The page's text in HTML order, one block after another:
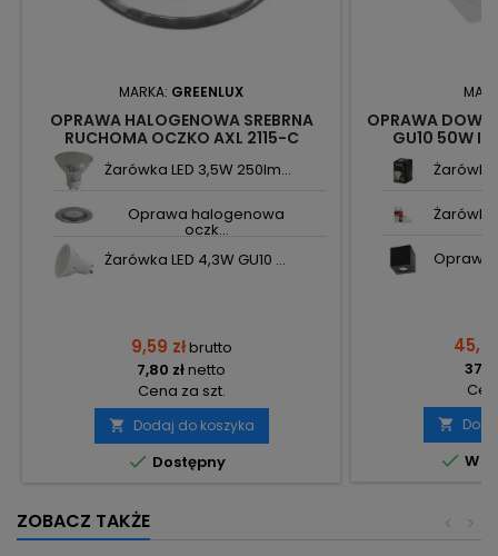
MARKA: GREENLUX
OPRAWA HALOGENOWA SREBRNA
RUCHOMA OCZKO AXL 2115-C
Żarówka LED 3,5W 250lm...
Oprawa halogenowa
oczk...
Żarówka LED 4,3W GU10 ...
9,59 złbrutto
7,80 złnetto
Cena za szt.
 Dodaj do koszyka
 Dostępny
OPRAWA
GU10 50W
Żarówka
Żarówka
Oprawa

 W
ZOBACZ TAKŻE >
<